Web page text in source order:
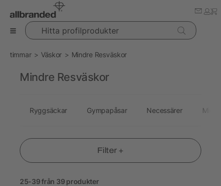
Hitta profilprodukter
timmar Väskor Mindre Resväskor
Filter +
25-39 från 39 produkter
Mindre Resväskor
Ryggsäckar Gympapåsar Necessärer